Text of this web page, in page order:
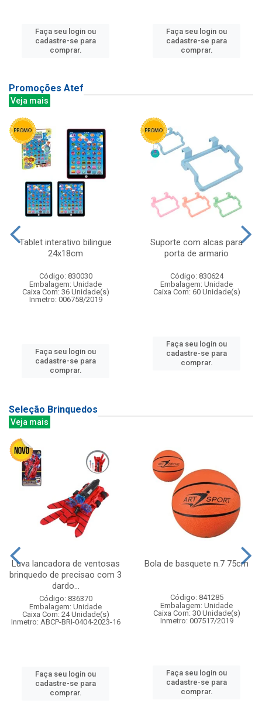
Faça seu login ou
cadastre-se para
comprar.
Faça seu login ou
cadastre-se para
comprar.
Promoções Atef
Veja mais
Tablet interativo bilingue
24x18cm
Código: 830030
Embalagem: Unidade
Caixa Com: 36 Unidade(s)
Inmetro: 006758/2019
Faça seu login ou
cadastre-se para
comprar.
Suporte com alcas para
porta de armario
Código: 830624
Embalagem: Unidade
Caixa Com: 60 Unidade(s)
Faça seu login ou
cadastre-se para
comprar.
Seleção Brinquedos
Veja mais
Luva lancadora de ventosas
brinquedo de precisao com 3
dardo...
Código: 836370
Embalagem: Unidade
Caixa Com: 24 Unidade(s)
Inmetro: ABCP-BRI-0404-2023-16
Faça seu login ou
cadastre-se para
comprar.
Bola de basquete n.7 75cm
Código: 841285
Embalagem: Unidade
Caixa Com: 30 Unidade(s)
Inmetro: 007517/2019
Faça seu login ou
cadastre-se para
comprar.